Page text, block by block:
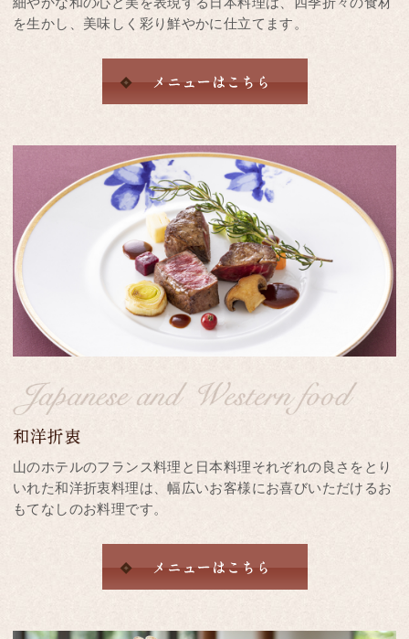
を生かし、美味しく彩り鮮やかに仕立てます。
山のホテルのフランス料理と日本料理それぞれの良さをとり
いれた和洋折衷料理は、幅広いお客様にお喜びいただけるお
もてなしのお料理です。